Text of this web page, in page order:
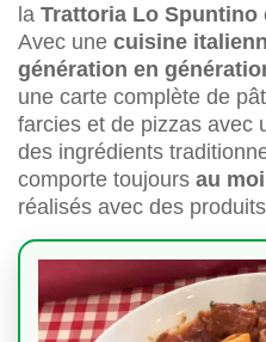
la Trattoria Lo Spuntino
Avec une cuisine
génération en
une carte complète de
farcies et de pizzas avec
des ingrédients
comporte toujours au
réalisés avec des